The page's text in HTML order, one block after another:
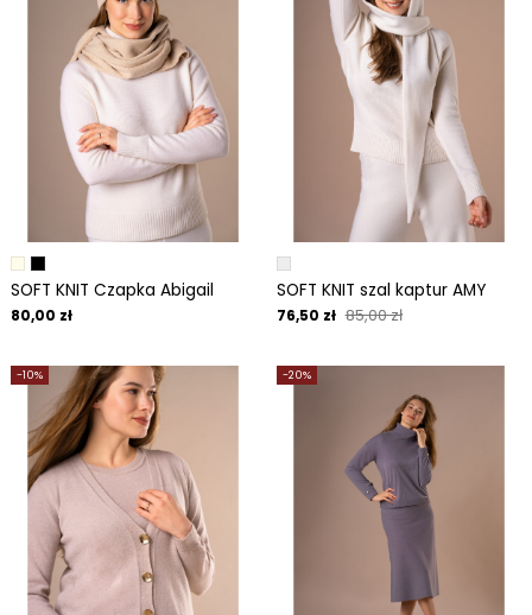
SOFT KNIT Czapka Abigail
80,00 zł
SOFT KNIT szal kaptur AMY
76,50 zł 85,00 zł
-10% -20%